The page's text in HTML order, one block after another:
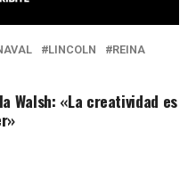
LINCOLN REINA
Walsh: «La creatividad es